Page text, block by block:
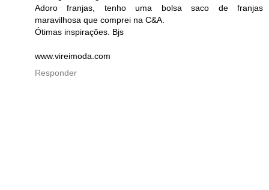
Adoro franjas, tenho uma bolsa saco de franjas
maravilhosa que comprei na C&A.
Ótimas inspirações. Bjs
www.vireimoda.com
Responder